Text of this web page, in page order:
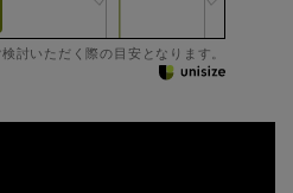
討いただく際の目安となります。